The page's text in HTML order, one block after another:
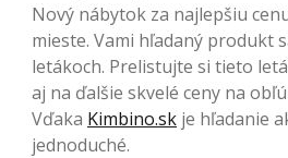
Nový nábytok za najlepšiu
mieste. Vami hľadaný produkt
letákoch. Prelistujte si tieto
aj na ďalšie skvelé ceny na
Vďaka Kimbino.sk je hľadanie
jednoduché.